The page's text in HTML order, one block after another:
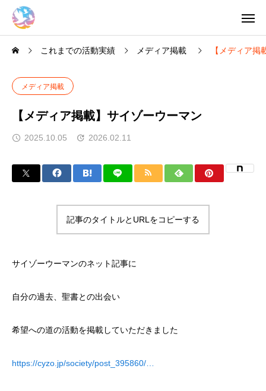
これまでの活動実績 メディア掲載 【メディア
メディア掲載
【メディア掲載】サイゾーウーマン
2025.10.05 2026.02.11
記事のタイトルとURLをコピーする
サイゾーウーマンのネット記事に
自分の過去、聖書との出会い
希望への道の活動を掲載していただきました
https://cyzo.jp/society/post_395860/…